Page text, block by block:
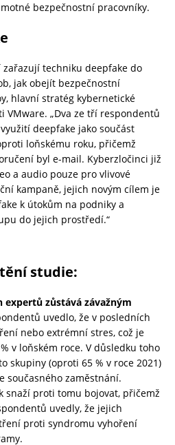
bezpečnostní pracovníky.
techniku deepfake do
jak obejít bezpečnostní
hlavní stratég kybernetické
VMware. „Dva ze tří respondentů
deepfake jako součást
loňskému roku, přičemž
byl e-mail. Kyberzločinci již
a audio pouze pro vlivové
kampaně, jejich novým cílem je
k útokům na podniky a
do jejich prostředí.“
studie:
expertů zůstává závažným
uvedlo, že v posledních
nebo extrémní stres, což je
v loňském roce. V důsledku toho
skupiny (oproti 65 % v roce 2021)
současného zaměstnání.
snaží proti tomu bojovat, přičemž
uvedly, že jejich
proti syndromu vyhoření